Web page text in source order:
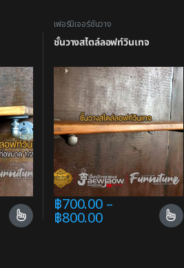
เฟอร์นิเจอร์ชั้นวาง
ชั้นวางสไตล์ลอฟท์วินเทจ
฿700.00 –
฿800.00